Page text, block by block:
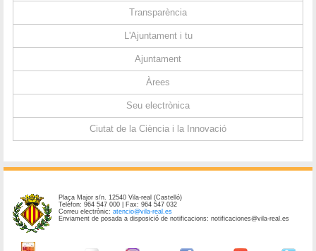
Transparència
L'Ajuntament i tu
Ajuntament
Àrees
Seu electrònica
Ciutat de la Ciència i la Innovació
Plaça Major s/n. 12540 Vila-real (Castelló)
Telèfon: 964 547 000 | Fax: 964 547 032
Correu electrònic:atencio@vila-real.es
Enviament de posada a disposició de notificacions: notificaciones@vila-real.es